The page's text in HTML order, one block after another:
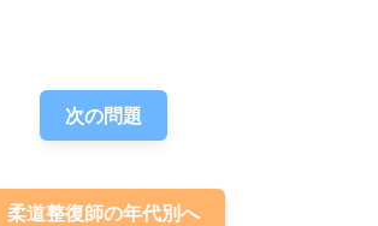
次の問題
柔道整復師の年代別へ